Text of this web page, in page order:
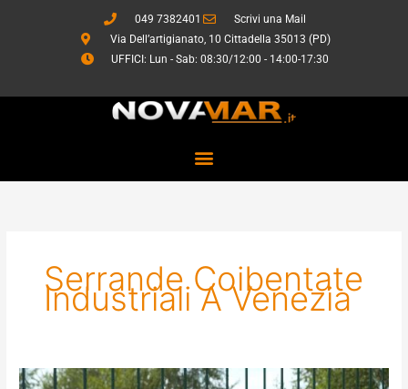
049 7382401
Scrivi una Mail
Via Dell’artigianato, 10 Cittadella 35013 (PD)
UFFICI: Lun - Sab: 08:30/12:00 - 14:00-17:30
Serrande Coibentate
Industriali A Venezia
Sistemi